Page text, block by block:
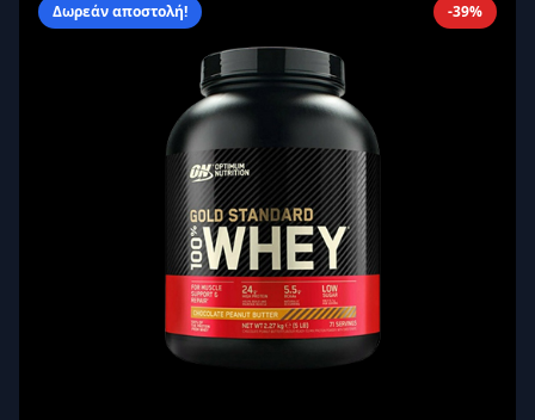
Δωρεάν αποστολή! -39%
Σύνδεση
Δεν έχετε λογαριασμό; Εγγραφείτε εδώ
Ασφαλής σύνδεση